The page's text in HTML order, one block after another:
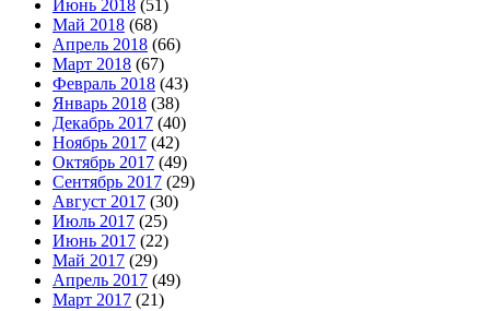
Июнь 2018 (51)
Май 2018 (68)
Апрель 2018 (66)
Март 2018 (67)
Февраль 2018 (43)
Январь 2018 (38)
Декабрь 2017 (40)
Ноябрь 2017 (42)
Октябрь 2017 (49)
Сентябрь 2017 (29)
Август 2017 (30)
Июль 2017 (25)
Июнь 2017 (22)
Май 2017 (29)
Апрель 2017 (49)
Март 2017 (21)